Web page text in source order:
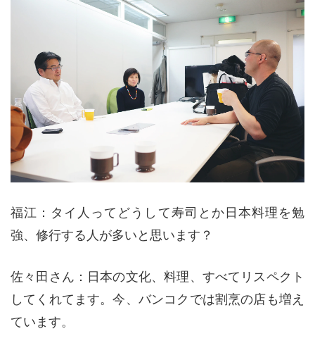
福江：タイ人ってどうして寿司とか日本料理を勉
強、修行する人が多いと思います？
佐々田さん：日本の文化、料理、すべてリスペクト
してくれてます。今、バンコクでは割烹の店も増え
ています。